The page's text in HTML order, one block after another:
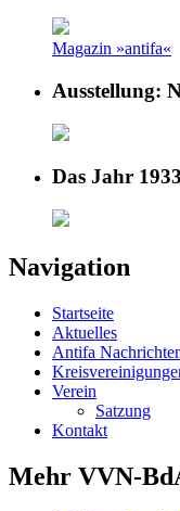
Magazin »antifa«
Ausstellung:
Das Jahr 1933
Navigation
Startseite
Aktuelles
Antifa
Verein
Satzung
Kontakt
Mehr VVN-